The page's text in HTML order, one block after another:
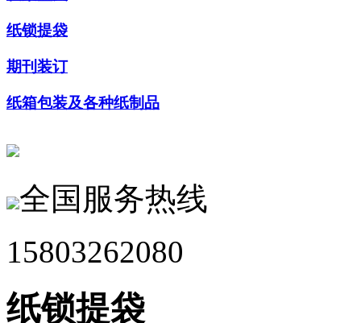
纸锁提袋
期刊装订
纸箱包装及各种纸制品
全国服务热线
15803262080
纸锁提袋